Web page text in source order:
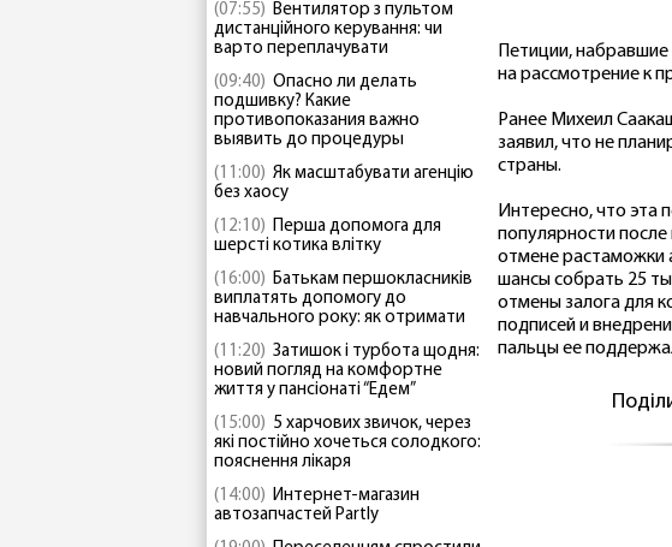
(07:55) Вентилятор з пультом
дистанційного керування: чи
варто переплачувати
(09:40) Опасно ли делать
подшивку? Какие
противопоказания важно
выявить до процедуры
(11:00) Як масштабувати агенцію
без хаосу
(12:10) Перша допомога для
шерсті котика влітку
(16:00) Батькам першокласників
виплатять допомогу до
навчального року: як отримати
(11:20) Затишок і турбота щодня:
новий погляд на комфортне
життя у пансіонаті “Едем”
(15:00) 5 харчових звичок, через
які постійно хочеться солодкого:
пояснення лікаря
(14:00) Интернет-магазин
автозапчастей Partly
Петиции,
на рассмотрение к
Ранее Михеил
заявил, что не
страны.
Интересно, что эта
популярности
отмене растаможки
шансы собрать 25
отмены залога для
подписей и
пальцы ее